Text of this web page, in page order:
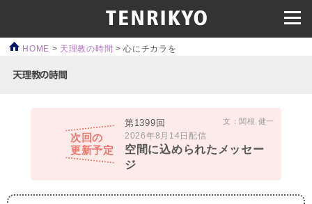
HOME > 天理教の時間 >心にチカラを
次回の
更新予定
第1399回
2026年8月14日配信
空間に込められたメッセー
ジ
文：関根 健一